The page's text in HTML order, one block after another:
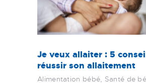
Je veux allaiter : 5
réussir son allaitement
Alimentation bébé, Santé de